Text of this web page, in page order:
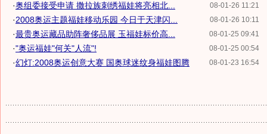
08-01-26 11:21
·奥组委接受申请 撒拉族刺绣福娃将亮相北...
08-01-26 10:11
·2008奥运主题福娃移动乐园 今日于天津闪...
08-01-25 09:41
·最贵奥运藏品助阵奢侈品展 玉福娃标价高...
08-01-25 00:54
·"奥运福娃"何关"人流"!
08-01-23 16:54
·幻灯:2008奥运创意大赛 国奥球迷纹身福娃图腾